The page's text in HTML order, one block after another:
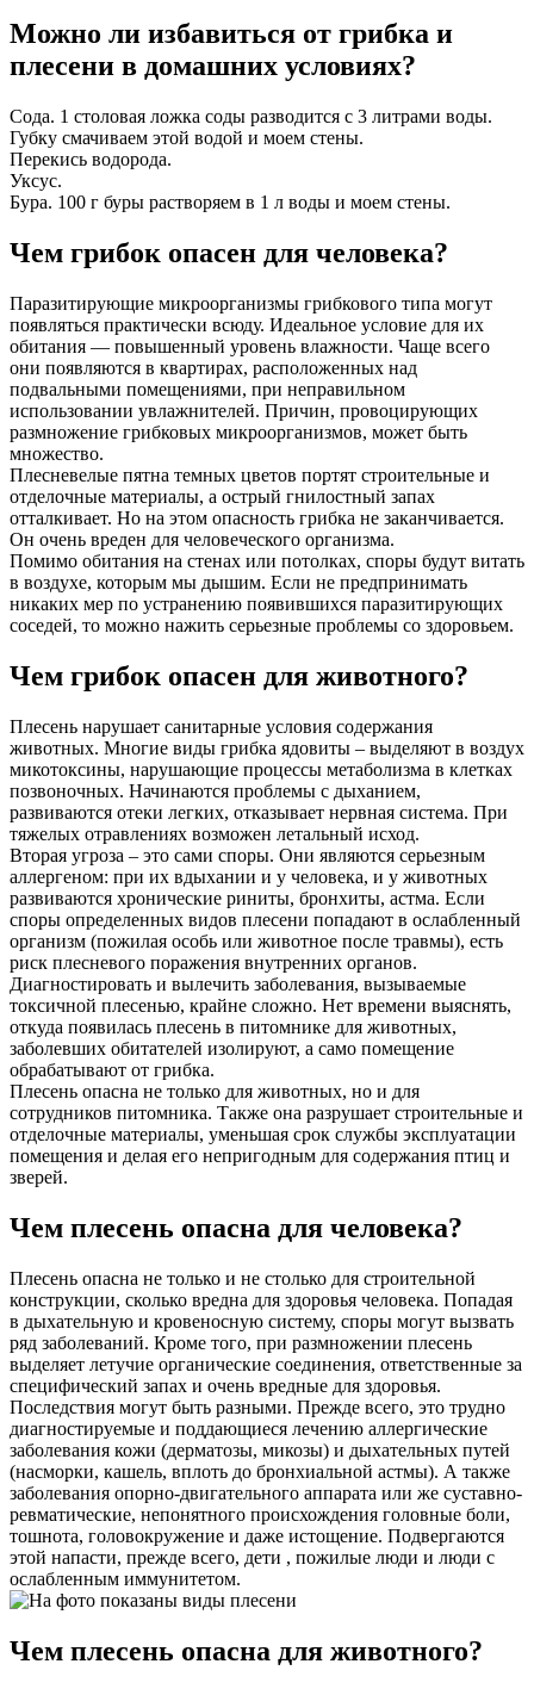
Можно ли избавиться от грибка и
плесени в домашних условиях?
Сода. 1 столовая ложка соды разводится с 3 литрами воды.
Губку смачиваем этой водой и моем стены.
Перекись водорода.
Уксус.
Бура. 100 г буры растворяем в 1 л воды и моем стены.
Чем грибок опасен для человека?
Паразитирующие микроорганизмы грибкового типа могут
появляться практически всюду. Идеальное условие для их
обитания — повышенный уровень влажности. Чаще всего
они появляются в квартирах, расположенных над
подвальными помещениями, при неправильном
использовании увлажнителей. Причин, провоцирующих
размножение грибковых микроорганизмов, может быть
множество.
Плесневелые пятна темных цветов портят строительные и
отделочные материалы, а острый гнилостный запах
отталкивает. Но на этом опасность грибка не заканчивается.
Он очень вреден для человеческого организма.
Помимо обитания на стенах или потолках, споры будут витать
в воздухе, которым мы дышим. Если не предпринимать
никаких мер по устранению появившихся паразитирующих
соседей, то можно нажить серьезные проблемы со здоровьем.
Чем грибок опасен для животного?
Плесень нарушает санитарные условия содержания
животных. Многие виды грибка ядовиты – выделяют в воздух
микотоксины, нарушающие процессы метаболизма в клетках
позвоночных. Начинаются проблемы с дыханием,
развиваются отеки легких, отказывает нервная система. При
тяжелых отравлениях возможен летальный исход.
Вторая угроза – это сами споры. Они являются серьезным
аллергеном: при их вдыхании и у человека, и у животных
развиваются хронические риниты, бронхиты, астма. Если
споры определенных видов плесени попадают в ослабленный
организм (пожилая особь или животное после травмы), есть
риск плесневого поражения внутренних органов.
Диагностировать и вылечить заболевания, вызываемые
токсичной плесенью, крайне сложно. Нет времени выяснять,
откуда появилась плесень в питомнике для животных,
заболевших обитателей изолируют, а само помещение
обрабатывают от грибка.
Плесень опасна не только для животных, но и для
сотрудников питомника. Также она разрушает строительные и
отделочные материалы, уменьшая срок службы эксплуатации
помещения и делая его непригодным для содержания птиц и
зверей.
Чем плесень опасна для человека?
Плесень опасна не только и не столько для строительной
конструкции, сколько вредна для здоровья человека. Попадая
в дыхательную и кровеносную систему, споры могут вызвать
ряд заболеваний. Кроме того, при размножении плесень
выделяет летучие органические соединения, ответственные за
специфический запах и очень вредные для здоровья.
Последствия могут быть разными. Прежде всего, это трудно
диагностируемые и поддающиеся лечению аллергические
заболевания кожи (дерматозы, микозы) и дыхательных путей
(насморки, кашель, вплоть до бронхиальной астмы). А также
заболевания опорно-двигательного аппарата или же суставно-
ревматические, непонятного происхождения головные боли,
тошнота, головокружение и даже истощение. Подвергаются
этой напасти, прежде всего, дети , пожилые люди и люди с
ослабленным иммунитетом.
Чем плесень опасна для животного?